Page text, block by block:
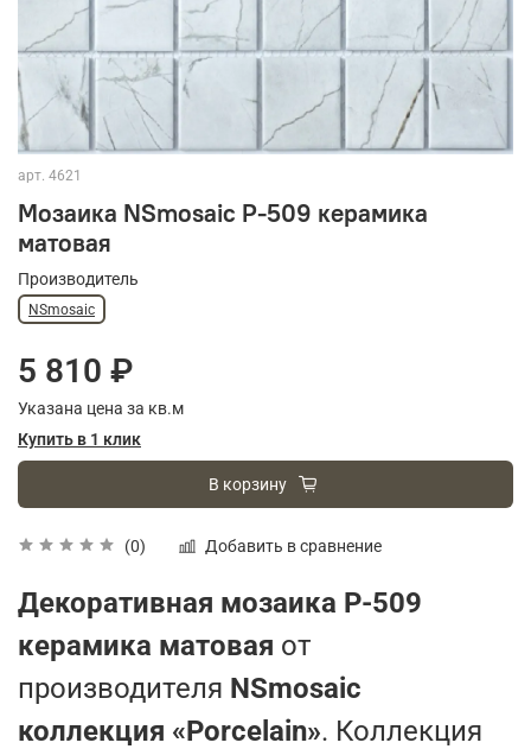
арт. 4621
Мозаика NSmosaic P-509 керамика
матовая
(0) Добавить в сравнение
Производитель
NSmosaic
5 810 ₽
Указана цена за кв.м
Купить в 1 клик
В корзину
Декоративная мозаика P-509
керамика матовая от
производителя NSmosaic
коллекция «Porcelain». Коллекция